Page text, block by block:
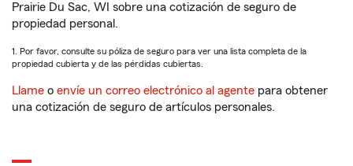
Prairie Du Sac, WI sobre una cotización de seguro de
propiedad personal.
1. Por favor, consulte su póliza de seguro para ver una lista completa de la
propiedad cubierta y de las pérdidas cubiertas.
Llame o envíe un correo electrónico al agente para obtener
una cotización de seguro de artículos personales.